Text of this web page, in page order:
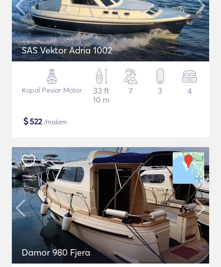
SAS Vektor Adria 1002
Kapal Pesiar Motor
33 ft
10 m
7 3 4
$522/malam
Damor 980 Fjera